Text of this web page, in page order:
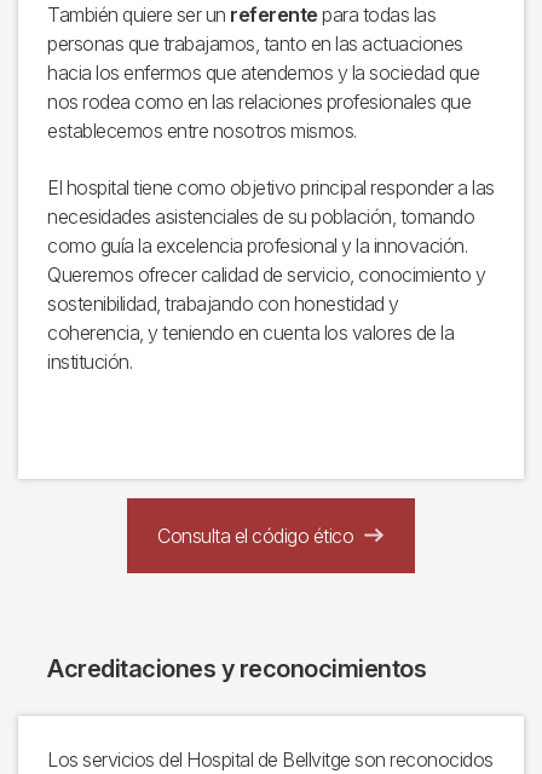
También quiere ser un referente para todas las
personas que trabajamos, tanto en las actuaciones
hacia los enfermos que atendemos y la sociedad que
nos rodea como en las relaciones profesionales que
establecemos entre nosotros mismos.
El hospital tiene como objetivo principal responder a las
necesidades asistenciales de su población, tomando
como guía la excelencia profesional y la innovación.
Queremos ofrecer calidad de servicio, conocimiento y
sostenibilidad, trabajando con honestidad y
coherencia, y teniendo en cuenta los valores de la
institución.
Consulta el código ético
Acreditaciones y reconocimientos
Los servicios del Hospital de Bellvitge son reconocidos